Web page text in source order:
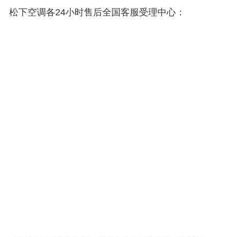
松下空调各24小时售后全国客服受理中心：